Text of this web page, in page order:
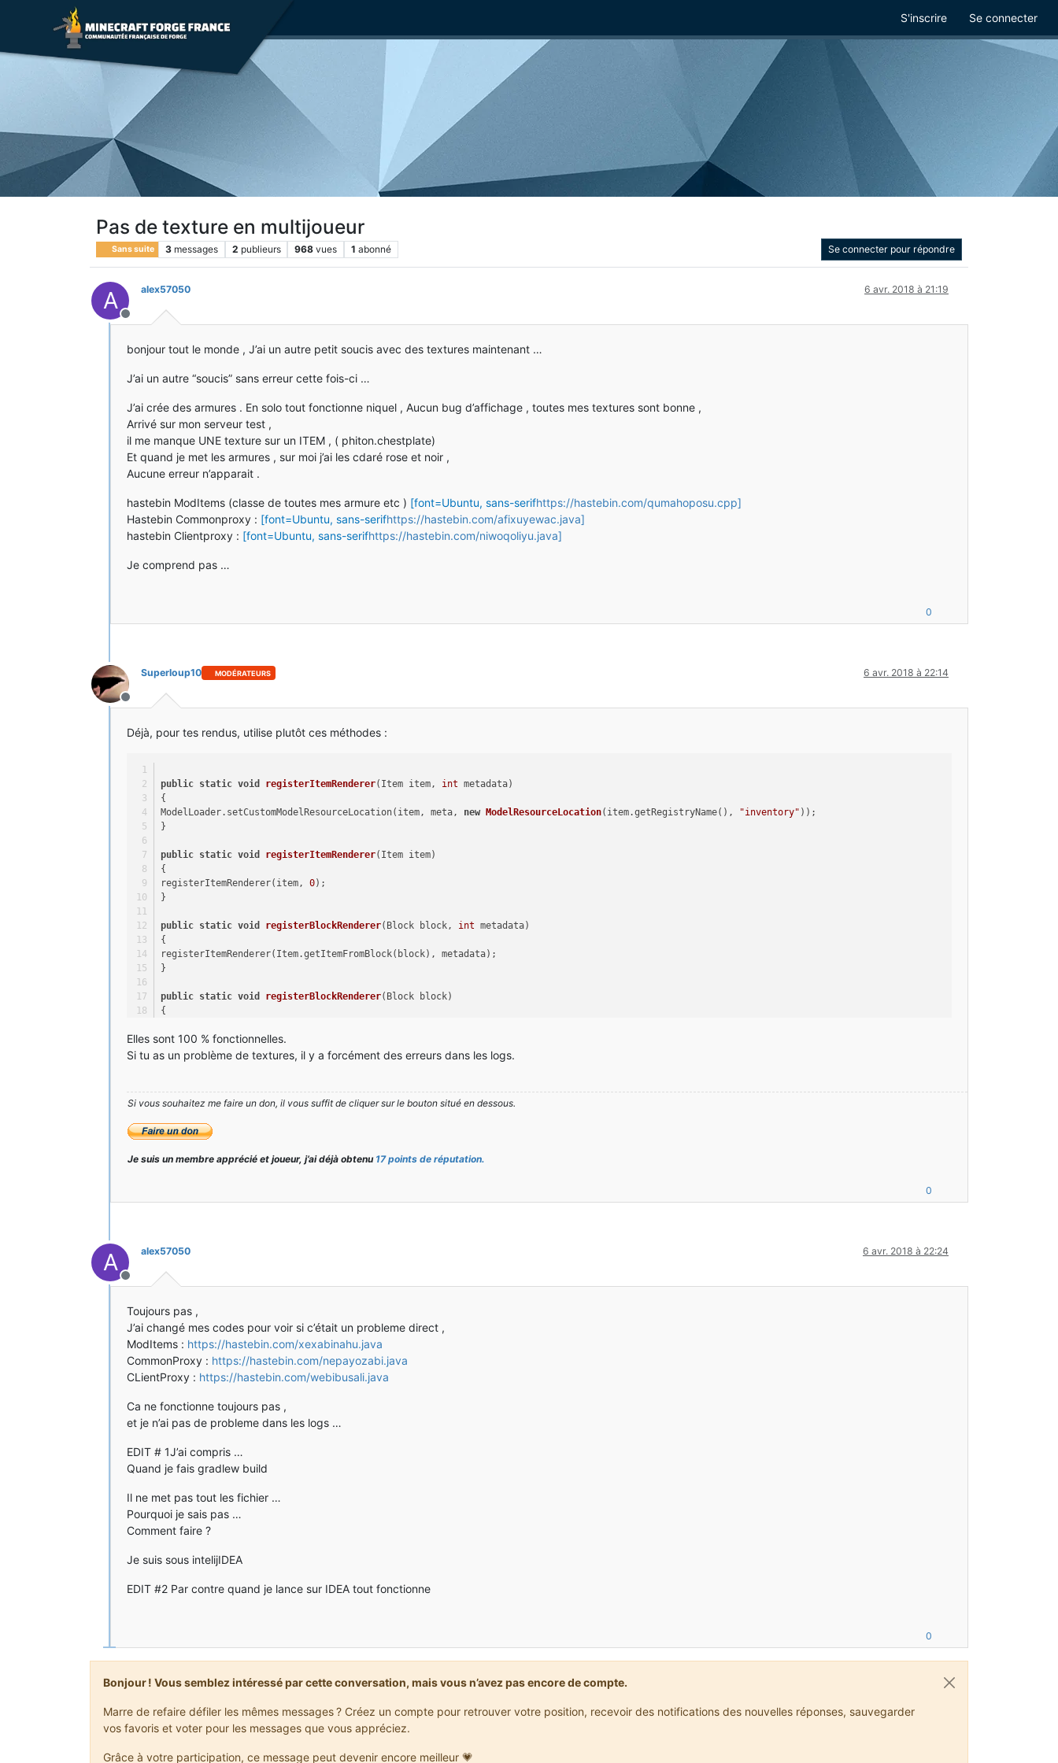
S'inscrire Se connecter
Pas de texture en multijoueur
Sans suite 3 messages 2 publieurs 968 vues 1 abonné Se connecter pour répondre
A
Hors-ligne
alex57050 6 avr. 2018 à 21:19
bonjour tout le monde , J’ai un autre petit soucis avec des textures maintenant …
J’ai un autre “soucis” sans erreur cette fois-ci …
J’ai crée des armures . En solo tout fonctionne niquel , Aucun bug d’affichage , toutes mes textures sont bonne ,
Arrivé sur mon serveur test ,
il me manque UNE texture sur un ITEM , ( phiton.chestplate)
Et quand je met les armures , sur moi j’ai les cdaré rose et noir ,
Aucune erreur n’apparait .
hastebin ModItems (classe de toutes mes armure etc ) [font=Ubuntu, sans-serifhttps://hastebin.com/qumahoposu.cpp]
Hastebin Commonproxy : [font=Ubuntu, sans-serifhttps://hastebin.com/afixuyewac.java]
hastebin Clientproxy : [font=Ubuntu, sans-serifhttps://hastebin.com/niwoqoliyu.java]
Je comprend pas …
0
Hors-ligne
Superloup10 MODÉRATEURS 6 avr. 2018 à 22:14
Déjà, pour tes rendus, utilise plutôt ces méthodes :
public static void registerItemRenderer(Item item, int metadata)
{
ModelLoader.setCustomModelResourceLocation(item, meta, new ModelResourceLocation(item.getRegistryName(), "inventory" ));
}
public static void registerItemRenderer(Item item)
{
registerItemRenderer(item, 0);
}
public static void registerBlockRenderer(Block block, int metadata)
{
registerItemRenderer(Item.getItemFromBlock(block), metadata);
}
public static void registerBlockRenderer(Block block)
{
}
Elles sont 100 % fonctionnelles.
Si tu as un problème de textures, il y a forcément des erreurs dans les logs.
Si vous souhaitez me faire un don, il vous suffit de cliquer sur le bouton situé en dessous.
Je suis un membre apprécié et joueur, j’ai déjà obtenu 17 points de réputation.
0
A
Hors-ligne
alex57050 6 avr. 2018 à 22:24
Toujours pas ,
J’ai changé mes codes pour voir si c’était un probleme direct ,
ModItems : https://hastebin.com/xexabinahu.java
CommonProxy : https://hastebin.com/nepayozabi.java
CLientProxy : https://hastebin.com/webibusali.java
Ca ne fonctionne toujours pas ,
et je n’ai pas de probleme dans les logs …
EDIT # 1J’ai compris …
Quand je fais gradlew build
Il ne met pas tout les fichier …
Pourquoi je sais pas …
Comment faire ?
Je suis sous intelijIDEA
EDIT #2 Par contre quand je lance sur IDEA tout fonctionne
0
Bonjour ! Vous semblez intéressé par cette conversation, mais vous n’avez pas encore de compte.
Marre de refaire défiler les mêmes messages ? Créez un compte pour retrouver votre position, recevoir des notifications des nouvelles réponses, sauvegarder
vos favoris et voter pour les messages que vous appréciez.
Grâce à votre participation, ce message peut devenir encore meilleur 💗